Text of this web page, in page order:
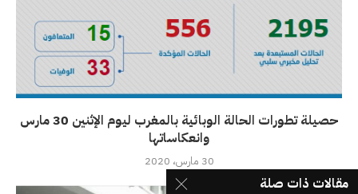
حصيلة تطورات الحالة الوبائية بالمغرب ليوم الإثنين 30 مارس
وانعكاساتها
30 مارس، 2020
مقالات ذات صلة